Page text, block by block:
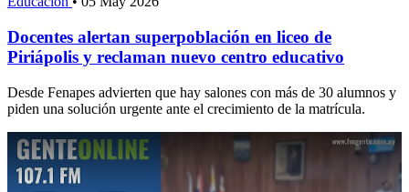
Docentes alertan superpoblación en liceo de
Piriápolis y reclaman nuevo centro educativo
Desde Fenapes advierten que hay salones con más de 30 alumnos y
piden una solución urgente ante el crecimiento de la matrícula.